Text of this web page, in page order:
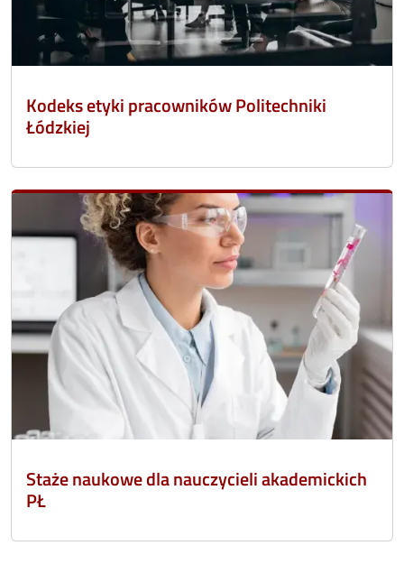
Kodeks etyki pracowników Politechniki
Łódzkiej
Staże naukowe dla nauczycieli akademickich
PŁ